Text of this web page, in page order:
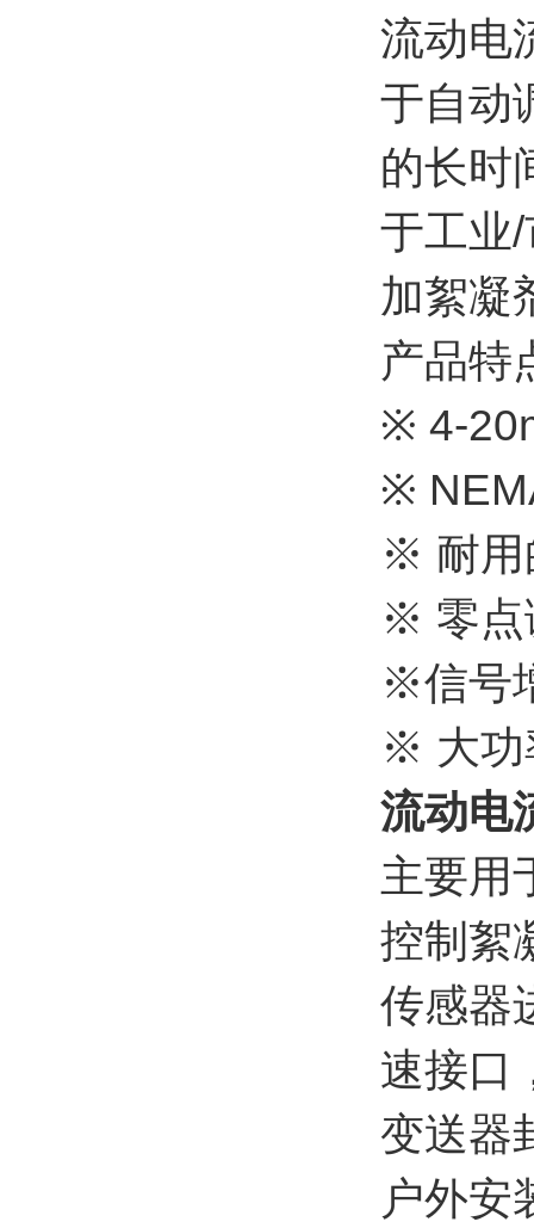
流动电
于自动
的长时
于工业
加絮凝
产品特
※ 4-
※
※ 耐用
※ 零点
※信号
※ 大功
流动电
主要用
控制絮
传感器
速接口
变送器
户外安